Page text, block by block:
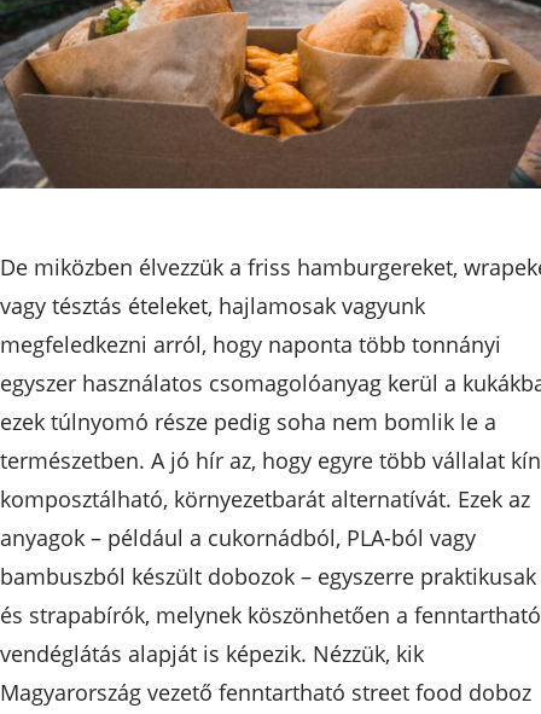
De miközben élvezzük a friss hamburgereket,
vagy tésztás ételeket, hajlamosak vagyunk
megfeledkezni arról, hogy naponta több tonnányi
egyszer használatos csomagolóanyag kerül a
ezek túlnyomó része pedig soha nem bomlik le a
természetben. A jó hír az, hogy egyre több vállalat
komposztálható, környezetbarát alternatívát. Ezek az
anyagok – például a cukornádból, PLA-ból vagy
bambuszból készült dobozok – egyszerre praktikusak
és strapabírók, melynek köszönhetően a fenntartható
vendéglátás alapját is képezik. Nézzük, kik
Magyarország vezető fenntartható street food doboz